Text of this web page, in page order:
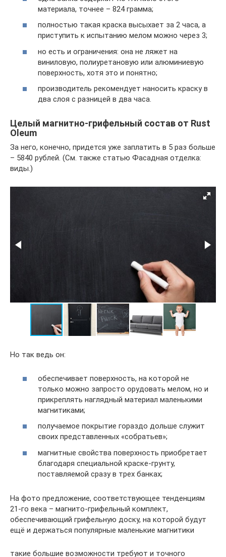
материала, точнее – 824 грамма;
полностью такая краска высыхает за 2 часа, а
приступить к испытанию мелом можно через 3;
но есть и ограничения: она не ляжет на
виниловую, полиуретановую или алюминиевую
поверхность, хотя это и понятно;
производитель рекомендует наносить краску в
два слоя с разницей в два часа.
Целый магнитно-грифельный состав от Rust
Oleum
За него, конечно, придется уже заплатить в 5 раз больше
– 5840 рублей. (См. также статью Фасадная отделка:
виды.)
Но так ведь он:
обеспечивает поверхность, на которой не
только можно запросто орудовать мелом, но и
прикреплять наглядный материал маленькими
магнитиками;
получаемое покрытие гораздо дольше служит
своих представленных «собратьев»;
магнитные свойства поверхность приобретает
благодаря специальной краске-грунту,
поставляемой сразу в трех банках;
На фото предложение, соответствующее тенденциям
21-го века – магнито-грифельный комплект,
обеспечивающий грифельную доску, на которой будут
ещё и держаться популярные маленькие магнитики
такие большие возможности требуют и точного